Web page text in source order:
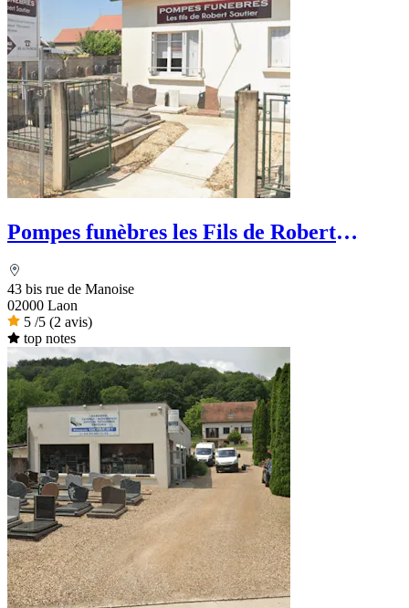
Pompes funèbres les Fils de Robert
43 bis rue de Manoise
02000 Laon
5 /5 (2 avis)
top notes